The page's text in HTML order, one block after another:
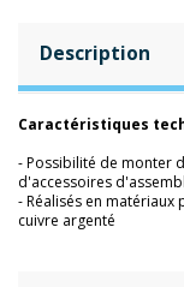
Description
Caractéristiques
- Possibilité de monter
d'accessoires
- Réalisés en matériaux
cuivre argenté